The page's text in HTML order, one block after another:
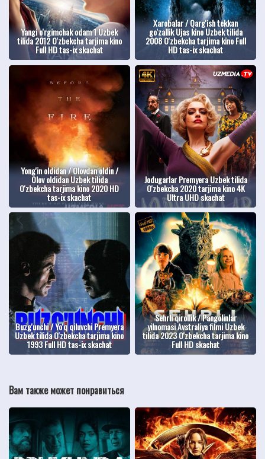
Yangi o'rgimchak odam 1 Uzbek
tilida 2012 O'zbekcha tarjima kino
Full HD tas-ix skachat
Xarobalar / Qarg'ish tekkan
go'zallik Ujas kino Uzbek tilida
2008 O'zbekcha tarjima kino Full
HD tas-ix skachat
Yong'in oldidan / Olovdan oldin /
Olov oldidan Uzbek tilida
O'zbekcha tarjima kino 2020 HD
tas-ix skachat
Jodugarlar Premyera Uzbek tilida
O'zbekcha 2020 tarjima kino 4K
Ultra UHD skachat
Buzg'unchi / Yo'q qiluvchi Premyera
Uzbek tilida O'zbekcha tarjima kino
1993 Full HD tas-ix skachat
Sehrli qirollik / Pangolinlar
yilnomasi Avstraliya filmi Uzbek
tilida 2023 O'zbekcha tarjima kino
Full HD skachat
Вам также может понравиться